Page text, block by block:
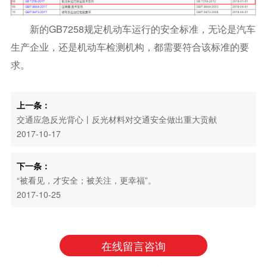
新的GB7258规定机动车运行的安全标准，无论是汽车
生产企业，还是机动车检测机构，都需要符合该标准的要
求。
上一条：
交通应急反光背心丨反光材料对交通安全做出重大贡献
2017-10-17
下一条：
“被看见，才安全；被关注，更幸福”。
2017-10-25
在线留言咨询